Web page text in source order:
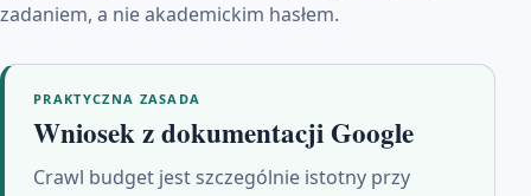
zadaniem, a nie akademickim hasłem.
PRAKTYCZNA ZASADA
Wniosek z dokumentacji Google
Crawl budget jest szczególnie istotny przy